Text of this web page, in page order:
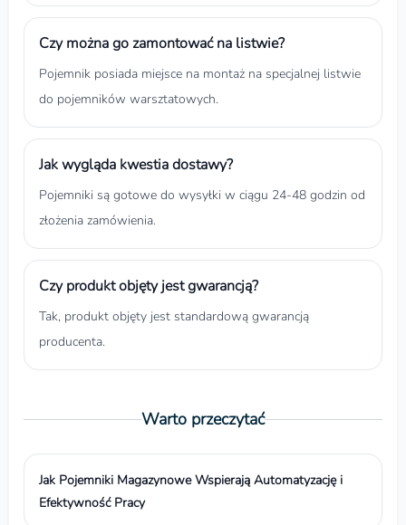
Czy można go zamontować na listwie?
Pojemnik posiada miejsce na montaż na specjalnej listwie
do pojemników warsztatowych.
Jak wygląda kwestia dostawy?
Pojemniki są gotowe do wysyłki w ciągu 24-48 godzin od
złożenia zamówienia.
Czy produkt objęty jest gwarancją?
Tak, produkt objęty jest standardową gwarancją
producenta.
Warto przeczytać
Jak Pojemniki Magazynowe Wspierają Automatyzację i
Efektywność Pracy